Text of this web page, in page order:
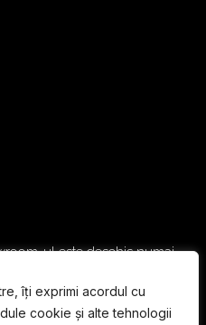
îți exprimi acordul cu
cookie și alte tehnologii
ul este deschis numai